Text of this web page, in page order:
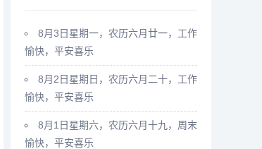
8月3日星期一，农历六月廿一，工作
愉快，平安喜乐
8月2日星期日，农历六月二十，工作
愉快，平安喜乐
8月1日星期六，农历六月十九，周末
愉快，平安喜乐